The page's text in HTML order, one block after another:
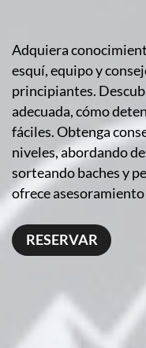
Adquiera
esquí, equipo y
principiantes.
adecuada, cómo
fáciles. Obtenga
niveles, abordando
sorteando baches y
ofrece
RESERVAR